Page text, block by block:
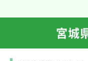
宮城